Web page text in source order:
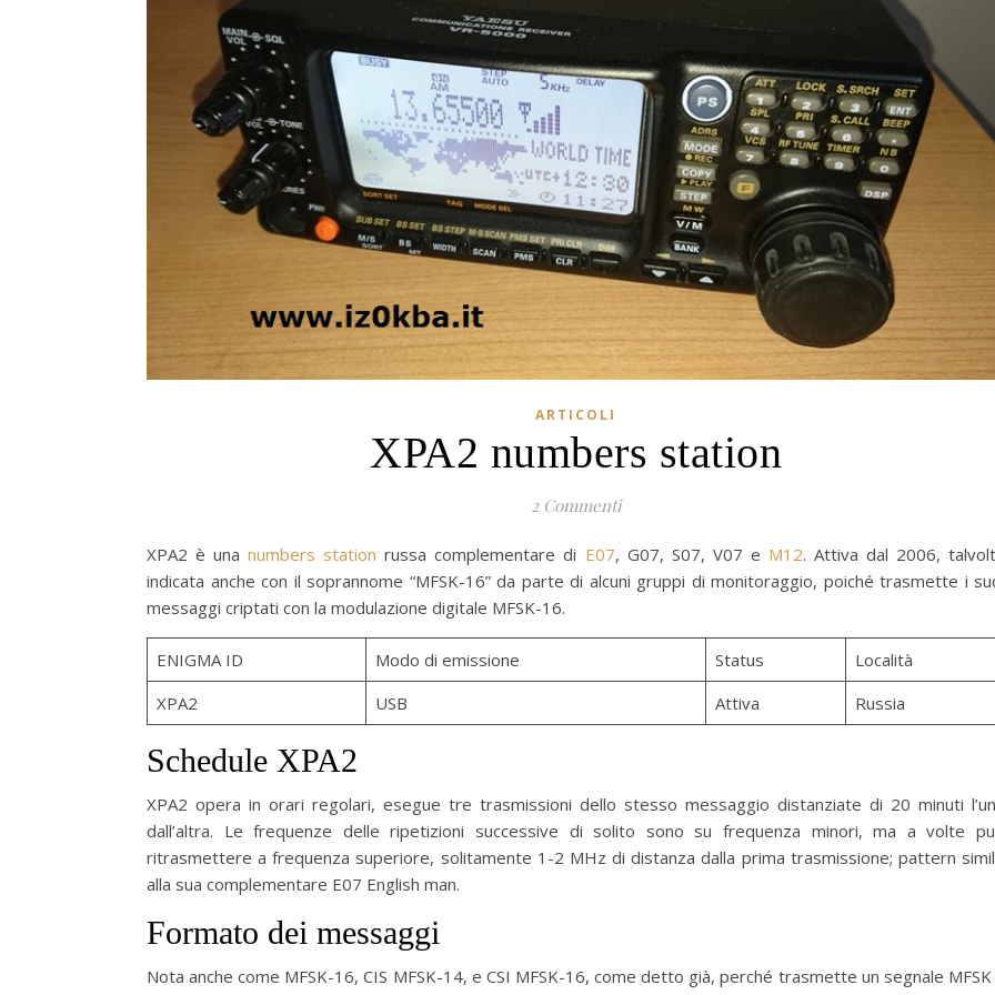
ARTICOLI
XPA2 numbers station
2 Commenti
XPA2 è unanumbers station russa complementare di E07, G07, S07, V07 e M12. Attiva dal 2006,
indicata anche con il soprannome “MFSK-16” da parte di alcuni gruppi di monitoraggio, poiché trasmette i
messaggi criptati con la modulazione digitale MFSK-16.
ENIGMA ID Modo di emissione Status
Località
XPA2
USB Attiva Russia
Schedule XPA2
XPA2 opera in orari regolari, esegue tre trasmissioni dello stesso messaggio distanziate di 20 minuti
dall’altra. Le frequenze delle ripetizioni successive di solito sono su frequenza minori, ma a volte
ritrasmettere a frequenza superiore, solitamente 1-2 MHz di distanza dalla prima trasmissione; pattern
alla sua complementare E07 English man.
Formato dei messaggi
Nota anche come MFSK-16, CIS MFSK-14, e CSI MFSK-16, come detto già, perché trasmette un segnale MFSK